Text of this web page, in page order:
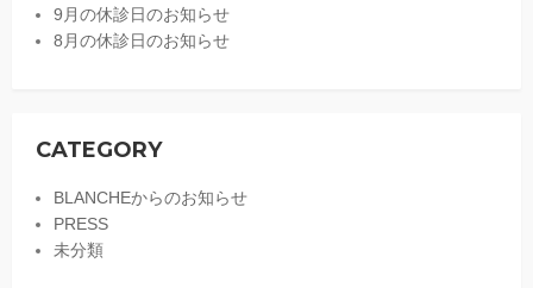
9月の休診日のお知らせ
8月の休診日のお知らせ
CATEGORY
BLANCHEからのお知らせ
PRESS
未分類